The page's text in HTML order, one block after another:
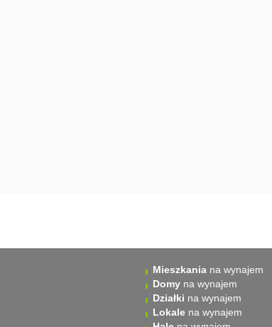
Mieszkania na wynajem
Domy na wynajem
Działki na wynajem
Lokale na wynajem